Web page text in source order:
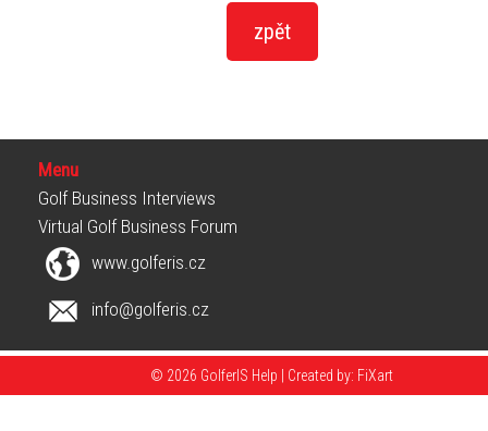
Menu
Golf Business Interviews
Virtual Golf Business Forum
www.golferis.cz
info@golferis.cz
© 2026 GolferIS Help | Created by: FiXart